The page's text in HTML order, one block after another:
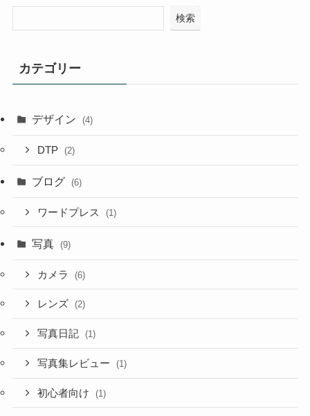
検索
カテゴリー
デザイン (4)
DTP (2)
ブログ (6)
ワードプレス (1)
写真 (9)
カメラ (6)
レンズ (2)
写真日記 (1)
写真集レビュー (1)
初心者向け (1)